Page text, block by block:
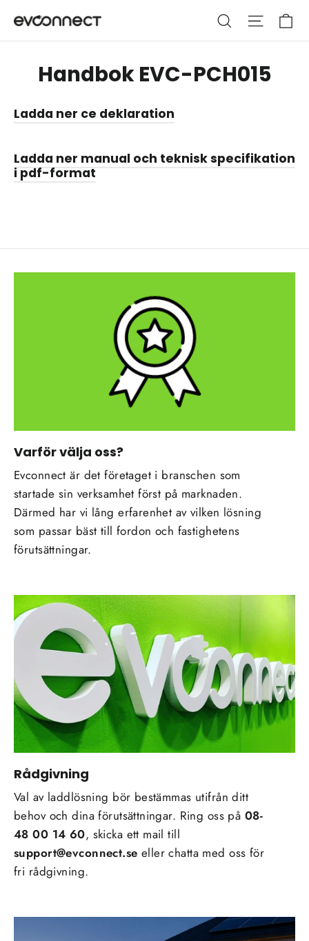
innehållet
Sök
Handbok EVC-PCH015
Ladda ner ce deklaration
Ladda ner manual och teknisk specifikation
i pdf-format
Varför välja oss?
Evconnect är det företaget i branschen som
startade sin verksamhet först på marknaden.
Därmed har vi lång erfarenhet av vilken lösning
som passar bäst till fordon och fastighetens
förutsättningar.
Rådgivning
Val av laddlösning bör bestämmas utifrån ditt
behov och dina förutsättningar. Ring oss på 08-
48 00 14 60, skicka ett mail till
support@evconnect.se eller chatta med oss för
fri rådgivning.